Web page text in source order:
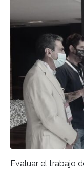
Evaluar el trabajo